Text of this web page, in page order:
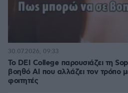
Το DEI College παρουσιάζει τη
βοηθό AI που αλλάζει τον τρόπο
φοιτητές
30.07.2026, 09:33